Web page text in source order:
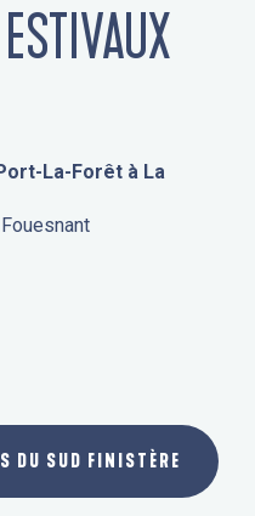
La-Forêt à La
DU SUD FINISTÈRE